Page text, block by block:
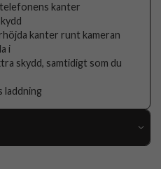
kanter
kanter runt kameran
i
skydd, samtidigt som du
laddning